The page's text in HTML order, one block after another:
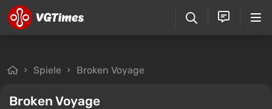
Spiele Broken Voyage
Broken Voyage